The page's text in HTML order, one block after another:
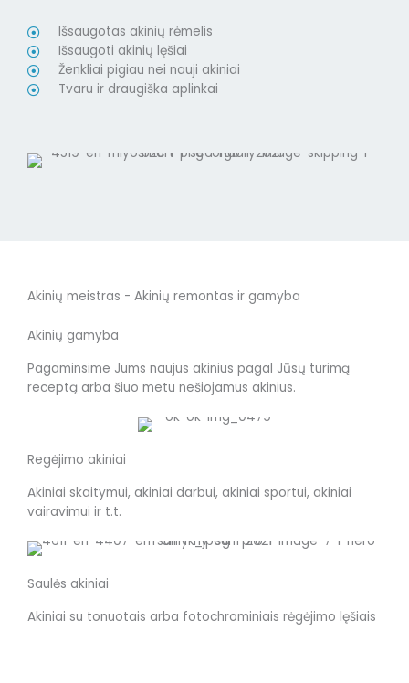
Išsaugotas akinių rėmelis
Išsaugoti akinių lęšiai
Ženkliai pigiau nei nauji akiniai
Tvaru ir draugiška aplinkai
Akinių meistras - Akinių remontas ir gamyba
Akinių gamyba
Pagaminsime Jums naujus akinius pagal Jūsų turimą
receptą arba šiuo metu nešiojamus akinius.
Regėjimo akiniai
Akiniai skaitymui, akiniai darbui, akiniai sportui, akiniai
vairavimui ir t.t.
Saulės akiniai
Akiniai su tonuotais arba fotochrominiais rėgėjimo lęšiais